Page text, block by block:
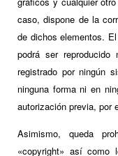
caso, dispone de la
de dichos elementos.
podrá ser
registrado por ningún
ninguna forma ni en
autorización previa, por
Asimismo, queda
«copyright» así como